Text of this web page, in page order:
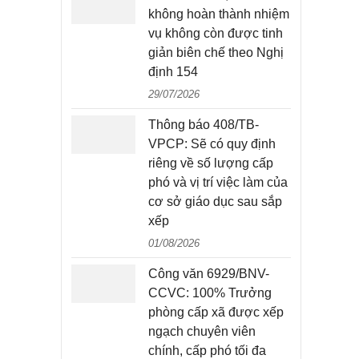
không hoàn thành nhiệm
vụ không còn được tinh
giản biên chế theo Nghị
định 154
29/07/2026
Thông báo 408/TB-
VPCP: Sẽ có quy định
riêng về số lượng cấp
phó và vị trí việc làm của
cơ sở giáo dục sau sắp
xếp
01/08/2026
Công văn 6929/BNV-
CCVC: 100% Trưởng
phòng cấp xã được xếp
ngạch chuyên viên
chính, cấp phó tối đa